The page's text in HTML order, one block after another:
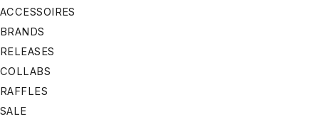
ACCESSOIRES
BRANDS
RELEASES
COLLABS
RAFFLES
SALE